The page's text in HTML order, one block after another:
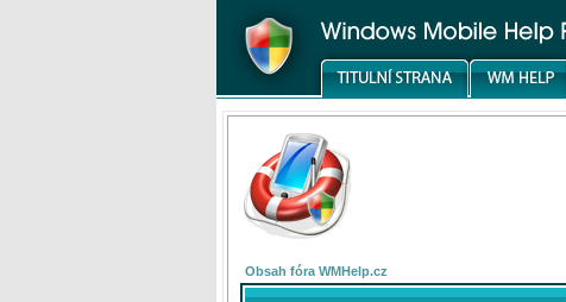
Obsah fóra WMHelp.cz